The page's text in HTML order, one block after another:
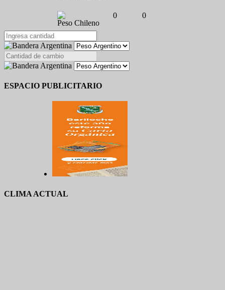
Peso Chileno
0 0
ESPACIO PUBLICITARIO
CLIMA ACTUAL